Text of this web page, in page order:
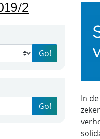
2
Go!
Go!
In